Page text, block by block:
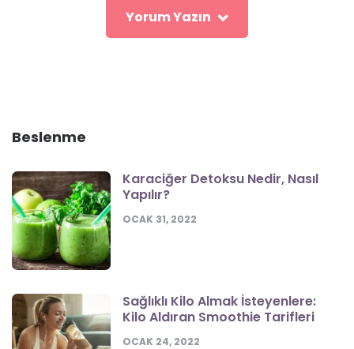
Yorum Yazın
Beslenme
Karaciğer Detoksu Nedir, Nasıl
Yapılır?
OCAK 31, 2022
Sağlıklı Kilo Almak İsteyenlere:
Kilo Aldıran Smoothie Tarifleri
OCAK 24, 2022